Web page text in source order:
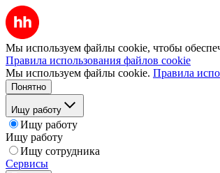
Мы используем файлы cookie, чтобы
Правила использования файлов cookie
Мы используем файлы cookie. Правила
Понятно
Ищу работу
Ищу работу
Ищу работу
Ищу сотрудника
Сервисы